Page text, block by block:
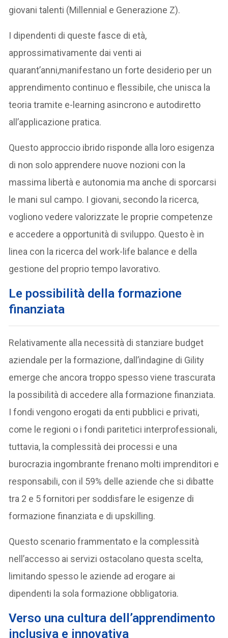
giovani talenti (Millennial e Generazione Z).
I dipendenti di queste fasce di età,
approssimativamente dai venti ai
quarant’anni,manifestano un forte desiderio per un
apprendimento continuo e flessibile, che unisca la
teoria tramite e-learning asincrono e autodiretto
all’applicazione pratica.
Questo approccio ibrido risponde alla loro esigenza
di non solo apprendere nuove nozioni con la
massima libertà e autonomia ma anche di sporcarsi
le mani sul campo. I giovani, secondo la ricerca,
vogliono vedere valorizzate le proprie competenze
e accedere a opportunità di sviluppo. Questo è in
linea con la ricerca del work-life balance e della
gestione del proprio tempo lavorativo.
Le possibilità della formazione
finanziata
Relativamente alla necessità di stanziare budget
aziendale per la formazione, dall’indagine di Gility
emerge che ancora troppo spesso viene trascurata
la possibilità di accedere alla formazione finanziata.
I fondi vengono erogati da enti pubblici e privati,
come le regioni o i fondi paritetici interprofessionali,
tuttavia, la complessità dei processi e una
burocrazia ingombrante frenano molti imprenditori e
responsabili, con il 59% delle aziende che si dibatte
tra 2 e 5 fornitori per soddisfare le esigenze di
formazione finanziata e di upskilling.
Questo scenario frammentato e la complessità
nell’accesso ai servizi ostacolano questa scelta,
limitando spesso le aziende ad erogare ai
dipendenti la sola formazione obbligatoria.
Verso una cultura dell’apprendimento
inclusiva e innovativa